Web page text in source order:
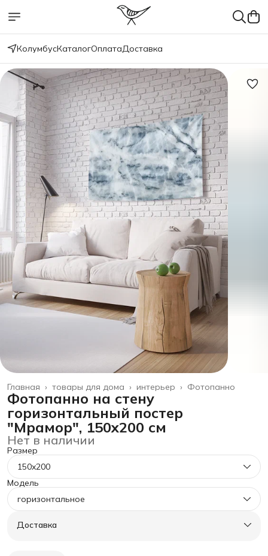
КолумбусКаталогОплатаДоставка
Фотопанно
интерьер ›
товары для дома ›
Главная ›
Фотопанно на стену
горизонтальный постер
"Мрамор", 150x200 см
Нет в наличии
Размер
150x200
Модель
горизонтальное
Доставка